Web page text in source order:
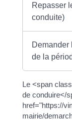
Repasser
conduite)
Demander
de la
Le <span
de conduire</
href="https://
mairie/